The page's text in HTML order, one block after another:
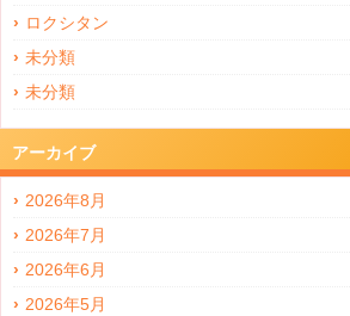
ロクシタン
未分類
未分類
アーカイブ
2026年8月
2026年7月
2026年6月
2026年5月